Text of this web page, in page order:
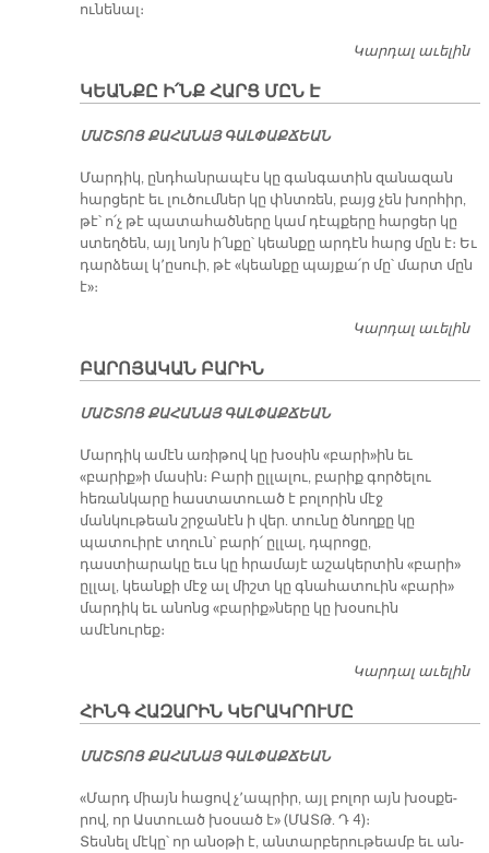
ունենալ։
Կարդալ աւելին
ԿԵԱՆՔԸ Ի՛ՆՔ ՀԱՐՑ ՄԸՆ Է
ՄԱՇ­ՏՈՑ ՔԱ­ՀԱ­ՆԱՅ ԳԱԼ­ՓԱՔ­ՃԵԱՆ
Մարդիկ, ընդհանրապէս կը գանգատին զանազան
հարցերէ եւ լուծումներ կը փնտռեն, բայց չեն խորհիր,
թէ՝ ո՛չ թէ պատահածները կամ դէպքերը հարցեր կը
ստեղծեն, այլ նոյն ի՛նքը՝ կեանքը արդէն հարց մըն է։ Եւ
դարձեալ կ՚ըսուի, թէ «կեանքը պայքա՛ր մը՝ մարտ մըն
է»։
Կարդալ աւելին
ԲԱՐՈՅԱԿԱՆ ԲԱՐԻՆ
ՄԱՇ­ՏՈՑ ՔԱ­ՀԱ­ՆԱՅ ԳԱԼ­ՓԱՔ­ՃԵԱՆ
Մարդիկ ամէն առիթով կը խօսին «բարի»ին եւ
«բարիք»ի մասին։ Բարի ըլլալու, բարիք գործելու
հեռանկարը հաստատուած է բոլորին մէջ
մանկութեան շրջանէն ի վեր. տունը ծնողքը կը
պատուիրէ տղուն՝ բարի՛ ըլլալ, դպրոցը,
դաստիարակը եւս կը հրամայէ աշակերտին «բարի»
ըլլալ, կեանքի մէջ ալ միշտ կը գնահատուին «բարի»
մարդիկ եւ անոնց «բարիք»ները կը խօսուին
ամէնուրեք։
Կարդալ աւելին
ՀԻՆԳ ՀԱԶԱՐԻՆ ԿԵՐԱԿՐՈՒՄԸ
ՄԱՇ­ՏՈՑ ՔԱ­ՀԱ­ՆԱՅ ԳԱԼ­ՓԱՔ­ՃԵԱՆ
«Մարդ միայն հա­ցով չ՚ապ­րիր, այլ բո­լոր այն խօս­քե­
րով, որ Աս­տուած խօ­սած է» (ՄԱՏԹ. Դ 4)։
­Տես­նել մէ­կը՝ որ ա­նօ­թի է, ան­տար­բե­րու­թեամբ եւ ան­